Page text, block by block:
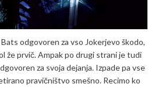
odgovoren za vso Jokerjevo škodo,
že prvič. Ampak po drugi strani je tudi
za svoja dejanja. Izpade pa vse
pravičništvo smešno. Recimo ko